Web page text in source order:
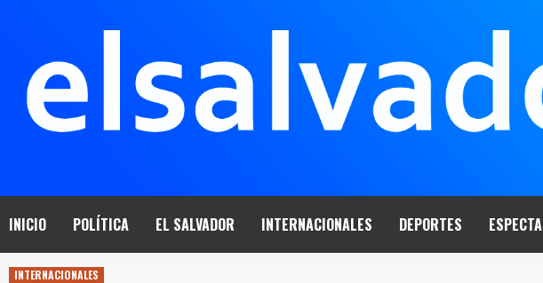
INICIO POLÍTICA EL SALVADOR INTERNACIONALES DEPORTES
INTERNACIONALES